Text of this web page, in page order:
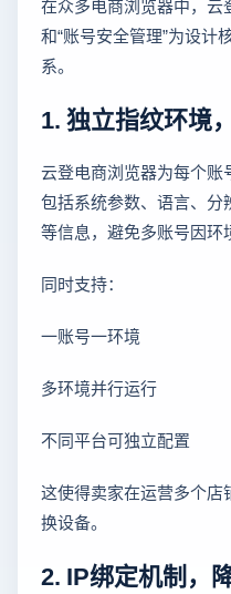
在众多电商浏览器中，云
和“账号安全管理”为设计
系。
1. 独立指纹环境
云登电商浏览器为每个账
包括系统参数、语言、
等信息，避免多账号因环
同时支持：
一账号一环境
多环境并行运行
不同平台可独立配置
这使得卖家在运营多个店
换设备。
2. IP绑定机制，